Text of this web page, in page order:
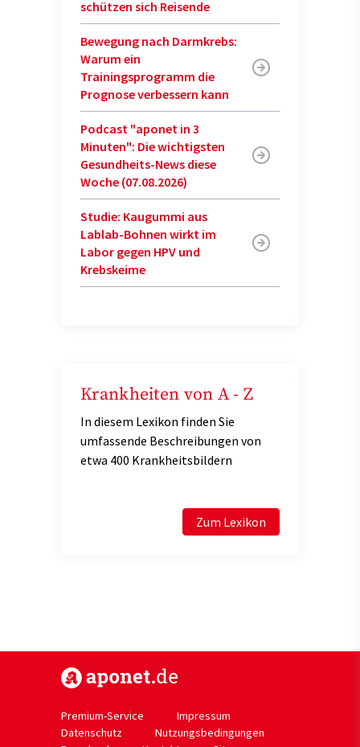
schützen sich Reisende
Bewegung nach Darmkrebs:
Warum ein
Trainingsprogramm die
Prognose verbessern kann
Podcast "aponet in 3
Minuten": Die wichtigsten
Gesundheits-News diese
Woche (07.08.2026)
Studie: Kaugummi aus
Lablab-Bohnen wirkt im
Labor gegen HPV und
Krebskeime
Krankheiten von A - Z
In diesem Lexikon finden Sie
umfassende Beschreibungen von
etwa 400 Krankheitsbildern
Zum Lexikon
Premium-Service
Impressum
Datenschutz
Nutzungsbedingungen